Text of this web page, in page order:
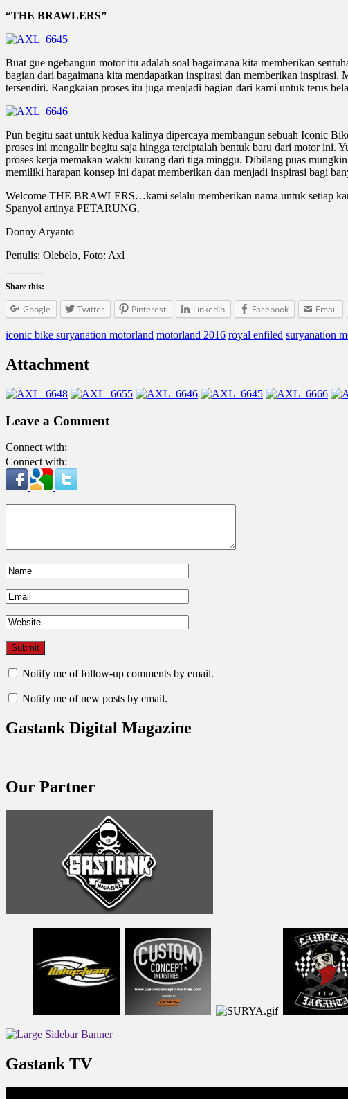
“THE BRAWLERS”
Buat gue ngebangun motor itu adalah soal bagaimana kita memberikan
bagian dari bagaimana kita mendapatkan inspirasi dan memberikan
tersendiri. Rangkaian proses itu juga menjadi bagian dari kami untuk terus
Pun begitu saat untuk kedua kalinya dipercaya membangun sebuah Iconic
proses ini mengalir begitu saja hingga terciptalah bentuk baru dari motor
proses kerja memakan waktu kurang dari tiga minggu. Dibilang puas
memiliki harapan konsep ini dapat memberikan dan menjadi inspirasi bagi
Welcome THE BRAWLERS…kami selalu memberikan nama untuk setiap
Spanyol artinya PETARUNG.
Donny Aryanto
Penulis: Olebelo, Foto: Axl
Share this:
Google Twitter Pinterest LinkedIn Facebook Email
iconic bike suryanation motorland motorland 2016 royal enfiled suryanation
Attachment
Leave a Comment
Connect with:
Connect with:
Notify me of follow-up comments by email.
Notify me of new posts by email.
Gastank Digital Magazine
Our Partner
Gastank TV